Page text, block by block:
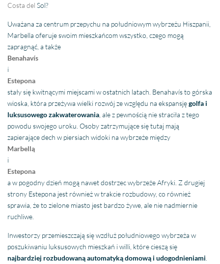
Costa del Sol?
Uważana za centrum przepychu na południowym wybrzeżu Hiszpanii,
Marbella oferuje swoim mieszkańcom wszystko, czego mogą
zapragnąć, a także
Benahavís
i
Estepona
stały się kwitnącymi miejscami w ostatnich latach. Benahavís to górska
wioska, która przeżywa wielki rozwój ze względu na ekspansjęgolfa i
luksusowego zakwaterowania , ale z pewnością nie straciła z tego
powodu swojego uroku. Osoby zatrzymujące się tutaj mają
zapierające dech w piersiach widoki na wybrzeże między
Marbellą
i
Estepona
a w pogodny dzień mogą nawet dostrzec wybrzeże Afryki. Z drugiej
strony Estepona jest również w trakcie rozbudowy, co również
sprawia, że to zielone miasto jest bardzo żywe, ale nie nadmiernie
ruchliwe.
Inwestorzy przemieszczają się wzdłuż południowego wybrzeża w
poszukiwaniu luksusowych mieszkań i willi, które cieszą się
najbardziej rozbudowaną automatyką domową i udogodnieniami